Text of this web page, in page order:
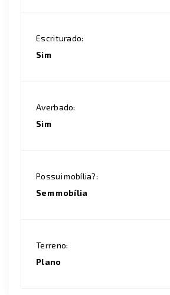
Escriturado:
Sim
Averbado:
Sim
Possui mobília?:
Sem mobília
Terreno:
Plano